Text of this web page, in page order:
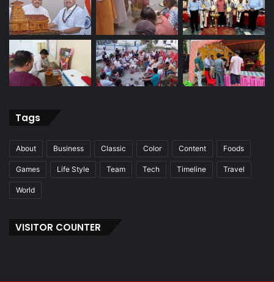
Tags
About Business Classic Color Content Foods
Games Life Style Team Tech Timeline Travel
World
VISITOR COUNTER